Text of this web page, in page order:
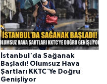
İstanbul'da Sağanak
Başladı! Olumsuz Hava
Şartları KKTC'Ye Doğru
Genişliyor